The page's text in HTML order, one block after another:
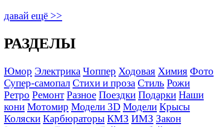
давай ещё >>
РАЗДЕЛЫ
Юмор Электрика Чоппер Ходовая Химия Фото
Супер-самопал Стихи и проза Стиль Рожи
Ретро Ремонт Разное Поездки Подарки Наши
кони Мотомир Модели 3D Модели Крысы
Коляски Карбюраторы КМЗ ИМЗ Закон